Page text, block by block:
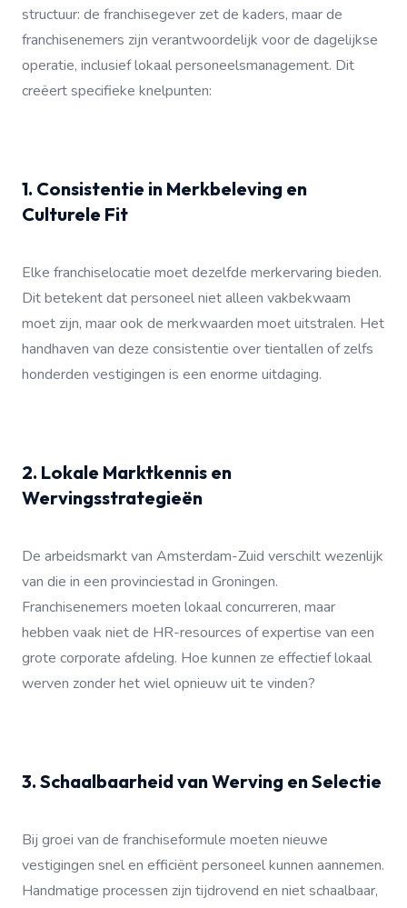
structuur: de franchisegever zet de kaders, maar de
franchisenemers zijn verantwoordelijk voor de dagelijkse
operatie, inclusief lokaal personeelsmanagement. Dit
creëert specifieke knelpunten:
1. Consistentie in Merkbeleving en
Culturele Fit
Elke franchiselocatie moet dezelfde merkervaring bieden.
Dit betekent dat personeel niet alleen vakbekwaam
moet zijn, maar ook de merkwaarden moet uitstralen. Het
handhaven van deze consistentie over tientallen of zelfs
honderden vestigingen is een enorme uitdaging.
2. Lokale Marktkennis en
Wervingsstrategieën
De arbeidsmarkt van Amsterdam-Zuid verschilt wezenlijk
van die in een provinciestad in Groningen.
Franchisenemers moeten lokaal concurreren, maar
hebben vaak niet de HR-resources of expertise van een
grote corporate afdeling. Hoe kunnen ze effectief lokaal
werven zonder het wiel opnieuw uit te vinden?
3. Schaalbaarheid van Werving en Selectie
Bij groei van de franchiseformule moeten nieuwe
vestigingen snel en efficiënt personeel kunnen aannemen.
Handmatige processen zijn tijdrovend en niet schaalbaar,